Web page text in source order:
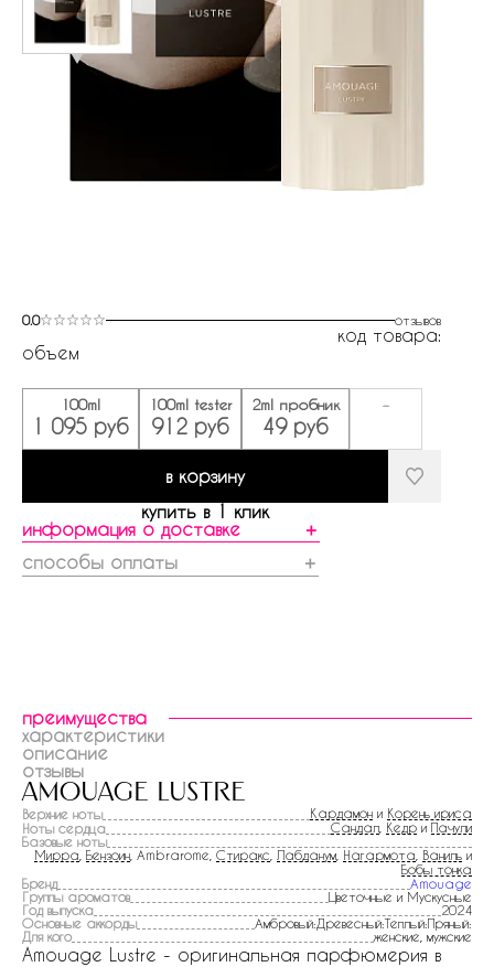
0.0 отзывов
код товара:
объем
100ml
1 095 руб
100ml tester
912 руб
2ml пробник
49 руб
-
в корзину
купить в 1 клик
информация о доставке
＋
способы оплаты
＋
преимущества
характеристики
описание
отзывы
amouage lustre
Верхние ноты Кардамон и Корень ириса
Ноты сердца
Сандал Кедр и Пачули
Базовые ноты
Мирра Бензоин , Ambrarome, Стиракс Лабданум Нагармота Ваниль и
Бобы тонка
Бренд
Amouage
Группы ароматов
Цветочные и Мускусные
Год выпуска
2024
Основные аккорды
Амбровый:Древесный:Теплый:Пряный:
Для кого
женские, мужские
Amouage Lustre - оригинальная парфюмерия в